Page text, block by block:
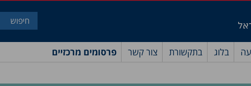
בלוג בתקשורת צור קשר פרסומים מרכזיים